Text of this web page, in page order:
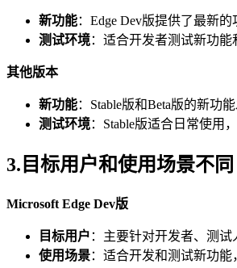
新功能：Edge Dev版提供了最新
测试环境：适合开发者测试新功能
其他版本
新功能：Stable版和Beta版的新功
测试环境：Stable版适合日常使用
3.目标用户和使用场景不同
Microsoft Edge Dev版
目标用户 ：主要针对开发者、测试
使用场景：适合开发和测试新功能